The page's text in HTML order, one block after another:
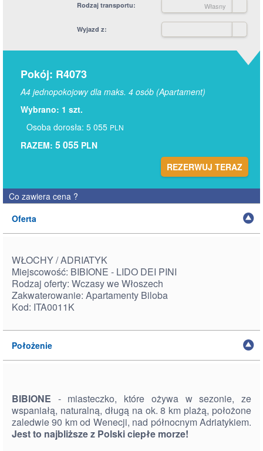
Rodzaj transportu Własny
Wyjazd z
Pokój: R4073
A4 jednopokojowy dla maks. 4 osób (Apartament)
Wybrano: 1 szt.
Osoba dorosła: 5 055 PLN
RAZEM: 5 055 PLN
REZERWUJ TERAZ
Co zawiera cena ?
Oferta
WŁOCHY / ADRIATYK
Miejscowość: BIBIONE - LIDO DEI PINI
Rodzaj oferty: Wczasy we Włoszech
Zakwaterowanie: Apartamenty Biloba
Kod: ITA0011K
Położenie
BIBIONE - miasteczko, które ożywa w sezonie, ze
wspaniałą, naturalną, długą na ok. 8 km plażą, położone
zaledwie 90 km od Wenecji, nad północnym Adriatykiem.
Jest to najbliższe z Polski ciepłe morze!